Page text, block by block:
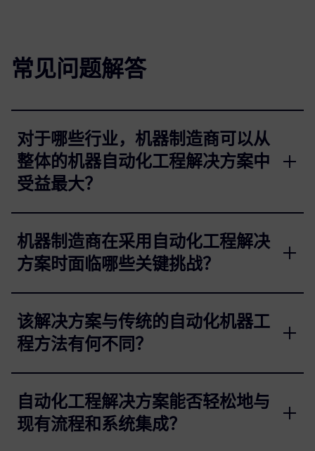
常见问题解答
对于哪些行业，机器制造商可以从
整体的机器自动化工程解决方案中
受益最大？
机器制造商在采用自动化工程解决
方案时面临哪些关键挑战？
该解决方案与传统的自动化机器工
程方法有何不同？
自动化工程解决方案能否轻松地与
现有流程和系统集成？